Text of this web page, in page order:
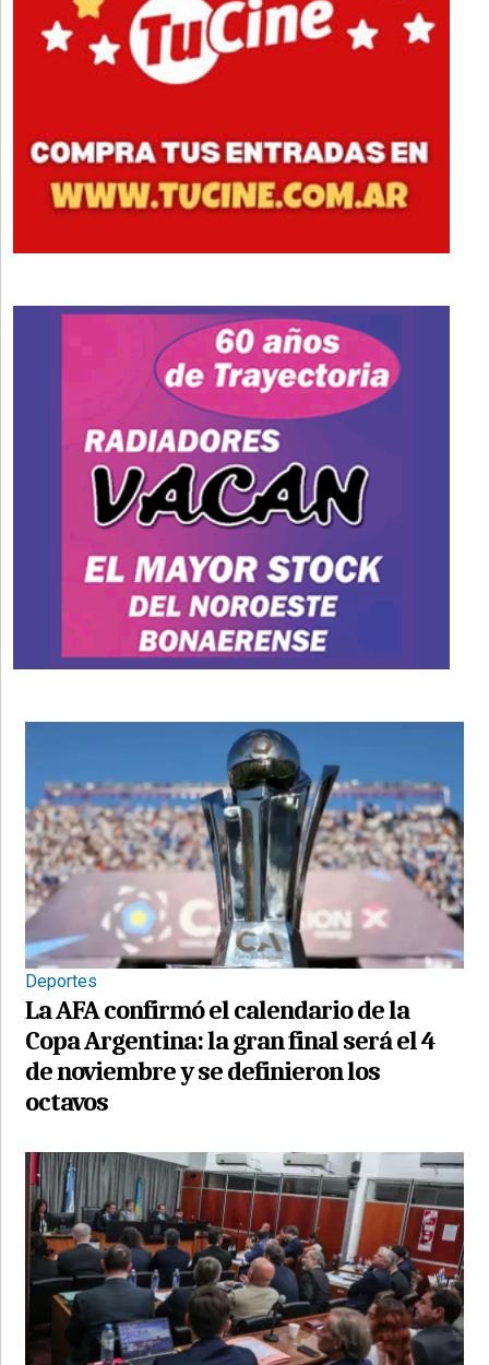
Deportes
La AFA confirmó el calendario de la
Copa Argentina: la gran final será el 4
de noviembre y se definieron los
octavos